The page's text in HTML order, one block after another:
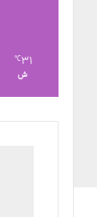
31
℃
ش